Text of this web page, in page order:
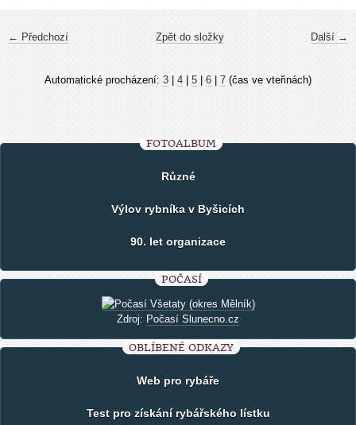
← Předchozí Další →
Zpět do složky
Automatické procházení: 3 4 5 6 7 (čas ve vteřinách)
FOTOALBUM
Různé
Výlov rybníka v Byšicích
90. let organizace
POČASÍ
Zdroj: Počasí Slunecno.cz
OBLÍBENÉ ODKAZY
Web pro rybáře
Test pro získání rybářského lístku